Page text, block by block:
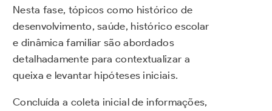
Nesta fase, tópicos como histórico de
desenvolvimento, saúde, histórico escolar
e dinâmica familiar são abordados
detalhadamente para contextualizar a
queixa e levantar hipóteses iniciais.
Concluída a coleta inicial de informações,